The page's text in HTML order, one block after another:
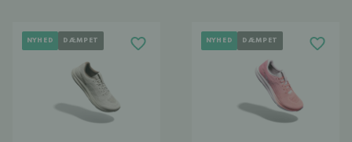
NYHED DÆMPET NYHED DÆMPET